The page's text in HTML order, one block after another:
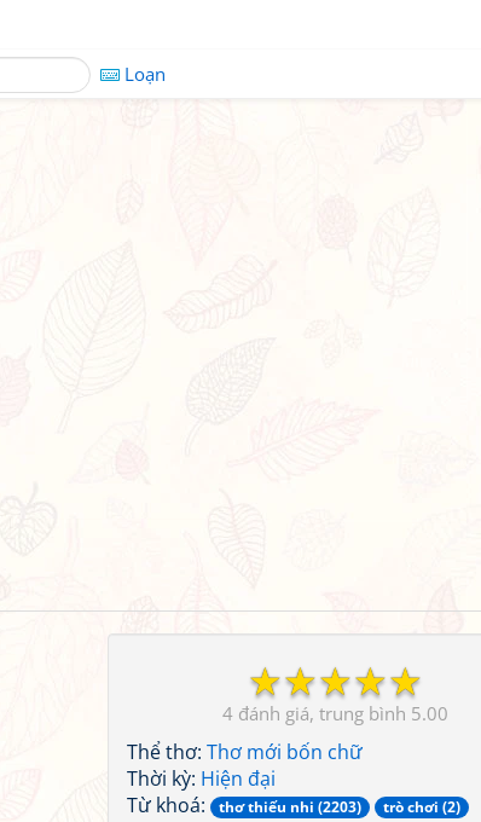
Loạn
☆
☆
☆
☆
☆
4 5.00
Thể thơ: Thơ mới bốn chữ
Thời kỳ: Hiện đại
Từ khoá:
thơ thiếu nhi (2203) trò chơi (2)